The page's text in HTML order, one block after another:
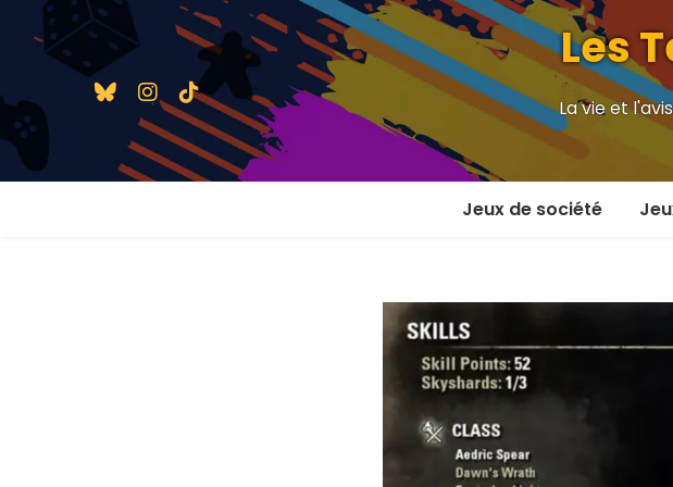
Les
La vie et
Jeux de société
2 joueurs
2 joueurs et plus
En coop’
En versus
En